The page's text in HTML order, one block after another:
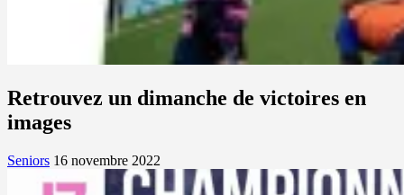
Retrouvez un dimanche de victoires en
images
Seniors 16 novembre 2022